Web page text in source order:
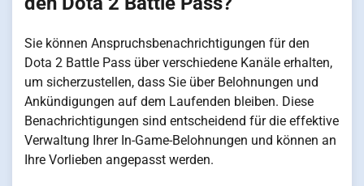
Sie können Anspruchsbenachrichtigungen für den
Dota 2 Battle Pass über verschiedene Kanäle erhalten,
um sicherzustellen, dass Sie über Belohnungen und
Ankündigungen auf dem Laufenden bleiben. Diese
Benachrichtigungen sind entscheidend für die effektive
Verwaltung Ihrer In-Game-Belohnungen und können an
Ihre Vorlieben angepasst werden.